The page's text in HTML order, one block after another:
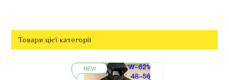
Товари цієї категорії